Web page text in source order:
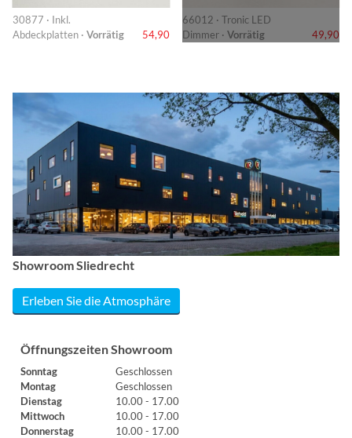
30877 · Inkl.
Abdeckplatten · Vorrätig 54,90
66012 · Tronic LED
Dimmer · Vorrätig 49,90
Showroom Sliedrecht
Erleben Sie die Atmosphäre
Öffnungszeiten Showroom
Sonntag
Geschlossen
Montag
Geschlossen
Dienstag
10.00 - 17.00
Mittwoch
10.00 - 17.00
Donnerstag
10.00 - 17.00